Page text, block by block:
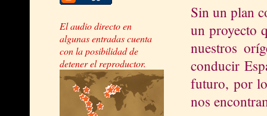
El audio directo en
algunas entradas cuenta
con la posibilidad de
detener el reproductor.
Sin un plan
un proyecto
nuestros
conducir
futuro, por
nos